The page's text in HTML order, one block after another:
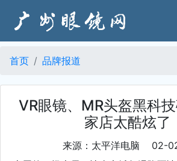
首页 品牌报道
VR眼镜、MR头盔黑科
家店太酷炫了
来源：太平洋电脑 02-